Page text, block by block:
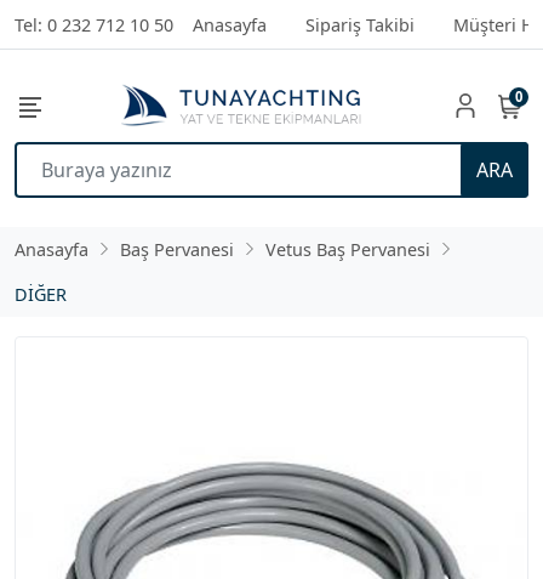
Tel: 0 232 712 10 50 Anasayfa Sipariş Takibi Müşteri
ARA
0
Anasayfa Baş Pervanesi
Vetus Baş Pervanesi
DİĞER